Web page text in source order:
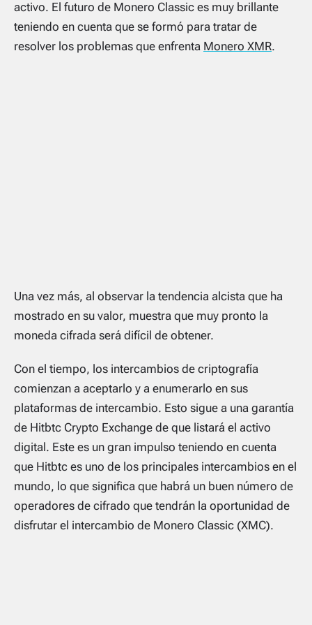
activo. El futuro de Monero Classic es muy brillante
teniendo en cuenta que se formó para tratar de
resolver los problemas que enfrenta Monero XMR.
Una vez más, al observar la tendencia alcista que ha
mostrado en su valor, muestra que muy pronto la
moneda cifrada será difícil de obtener.
Con el tiempo, los intercambios de criptografía
comienzan a aceptarlo y a enumerarlo en sus
plataformas de intercambio. Esto sigue a una garantía
de Hitbtc Crypto Exchange de que listará el activo
digital. Este es un gran impulso teniendo en cuenta
que Hitbtc es uno de los principales intercambios en el
mundo, lo que significa que habrá un buen número de
operadores de cifrado que tendrán la oportunidad de
disfrutar el intercambio de Monero Classic (XMC).